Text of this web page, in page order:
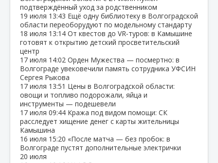
подтверждённый уход за родственником
19 июля 13:43 Ещё одну библиотеку в Волгоградской
области переоборудуют по модельному стандарту
18 июля 13:14 От квестов до VR‑туров: в Камышине
готовят к открытию детский просветительский
центр
17 июля 14:02 Орден Мужества — посмертно: в
Волгограде увековечили память сотрудника УФСИН
Сергея Рыкова
17 июля 13:51 Цены в Волгоградской области:
овощи и топливо подорожали, яйца и
инструменты — подешевели
17 июля 09:44 Кража под видом помощи: СК
расследует хищение денег с карты жительницы
Камышина
16 июля 15:20 «После матча — без пробок: в
Волгограде пустят дополнительные электрички
20 июля